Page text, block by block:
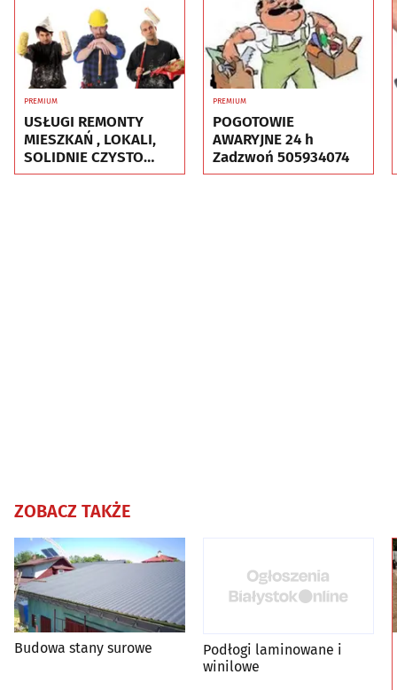
PREMIUM
USŁUGI REMONTY
MIESZKAŃ , LOKALI,
SOLIDNIE CZYSTO
GWARANCJA ..Nr tel
PREMIUM
POGOTOWIE
AWARYJNE 24 h
Zadzwoń 505934074
ZOBACZ TAKŻE
Budowa stany surowe
Podłogi laminowane i
winilowe